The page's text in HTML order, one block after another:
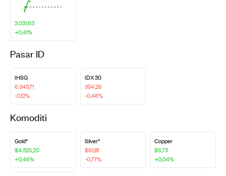
3.031,63
+0,41%
Pasar ID
IHSG
6.343,71
-0,12%
IDX 30
354,26
-0,46%
Komoditi
Gold*
$4.325,20
+0,46%
Silver*
$61,81
-0,77%
Copper
$6,73
+0,04%